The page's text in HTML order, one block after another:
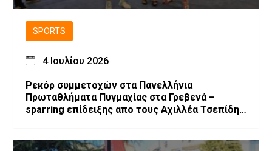
SPORTS
4 Ιουλίου 2026
Ρεκόρ συμμετοχών στα Πανελλήνια
Πρωταθλήματα Πυγμαχίας στα Γρεβενά –
sparring επίδειξης απο τους Αχιλλέα Τσεπίδη